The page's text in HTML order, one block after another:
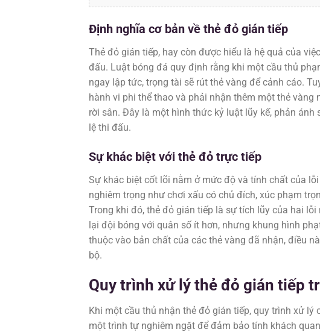
Định nghĩa cơ bản về thẻ đỏ gián tiếp
Thẻ đỏ gián tiếp, hay còn được hiểu là hệ quả của
đấu. Luật bóng đá quy định rằng khi một cầu thủ
ngay lập tức, trọng tài sẽ rút thẻ vàng để cảnh cáo.
hành vi phi thể thao và phải nhận thêm một thẻ
rời sân. Đây là một hình thức kỷ luật lũy kế, phản
lệ thi đấu.
Sự khác biệt với thẻ đỏ trực tiếp
Sự khác biệt cốt lõi nằm ở mức độ và tính chất của
nghiêm trọng như chơi xấu có chủ đích, xúc phạm
Trong khi đó, thẻ đỏ gián tiếp là sự tích lũy của hai
lại đội bóng với quân số ít hơn, nhưng khung hình
thuộc vào bản chất của các thẻ vàng đã nhận, điều
bộ.
Quy trình xử lý thẻ đỏ gián tiếp
Khi một cầu thủ nhận thẻ đỏ gián tiếp, quy trình xử
một trình tự nghiêm ngặt để đảm bảo tính khách